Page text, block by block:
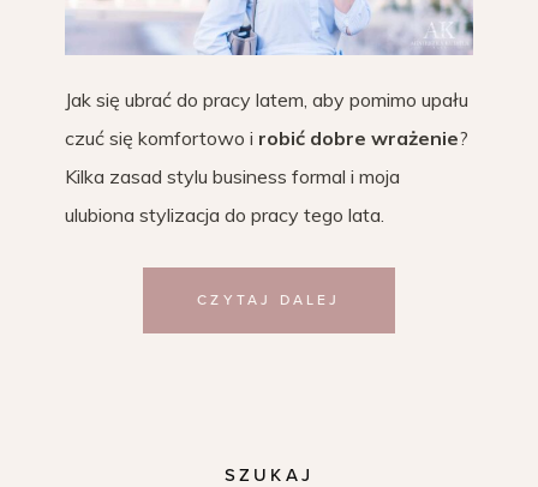
Jak się ubrać do pracy latem, aby pomimo upału
czuć się komfortowo i robić dobre wrażenie?
Kilka zasad stylu business formal i moja
ulubiona stylizacja do pracy tego lata.
CZYTAJ DALEJ
SZUKAJ